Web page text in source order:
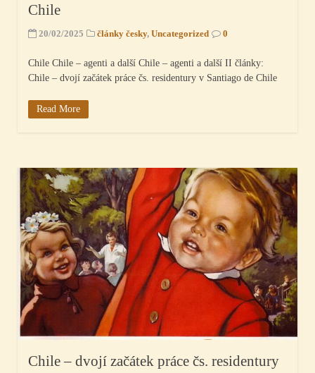
Chile
20/02/2025 články česky, Uncategorized 0
Chile Chile – agenti a další Chile – agenti a další II články:
Chile – dvojí začátek práce čs. residentury v Santiago de Chile
Read More
Chile – dvojí začátek práce čs. residentury